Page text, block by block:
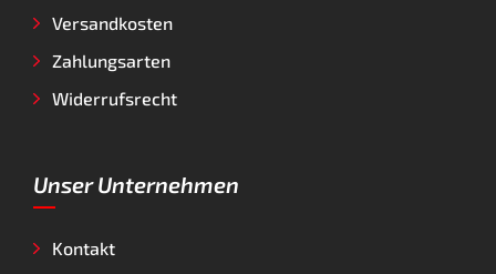
Versandkosten
Zahlungsarten
Widerrufsrecht
Unser Unternehmen
Kontakt